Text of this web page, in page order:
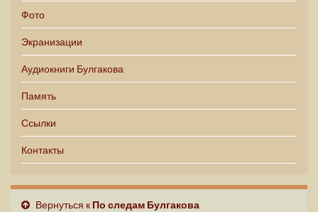
Фото
Экранизации
Аудиокниги Булгакова
Память
Ссылки
Контакты
Вернуться к По следам Булгакова